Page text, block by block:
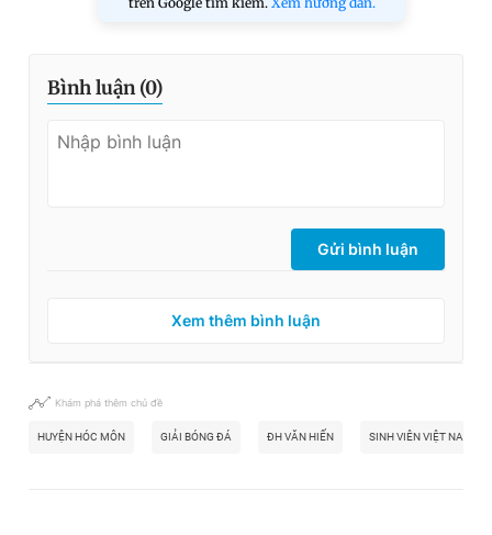
Bình luận (0)
Gửi bình luận
Xem thêm bình luận
Khám phá thêm chủ đề
HUYỆN HÓC MÔN GIẢI BÓNG ĐÁ ĐH VĂN HIẾN SINH VIÊN VIỆT NAM